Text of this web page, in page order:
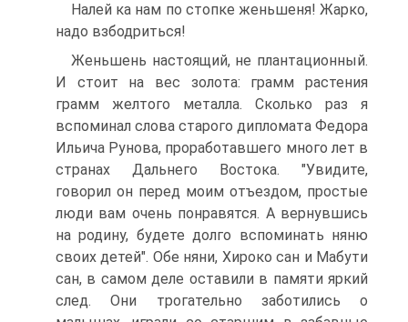
Налей ка нам по стопке женьшеня! Жарко,
надо взбодриться!
Женьшень настоящий, не плантационный.
И стоит на вес золота: грамм растения
грамм желтого металла. Сколько раз я
вспоминал слова старого дипломата Федора
Ильича Рунова, проработавшего много лет в
странах Дальнего Востока. "Увидите,
говорил он перед моим отъездом, простые
люди вам очень понравятся. А вернувшись
на родину, будете долго вспоминать няню
своих детей". Обе няни, Хироко сан и Мабути
сан, в самом деле оставили в памяти яркий
след. Они трогательно заботились о